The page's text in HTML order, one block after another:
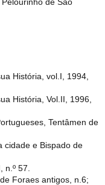
História, vol.I, 1994,
História, Vol.II, 1996,
Tentâmen de
cidade e Bispado de
57.
Foraes antigos, n.6;